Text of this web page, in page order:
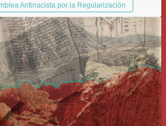
Antirracista por la Regularización